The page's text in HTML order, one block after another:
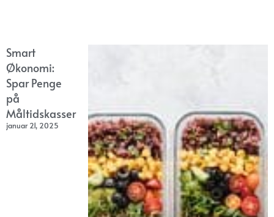
Smart
Økonomi:
Spar Penge
på
Måltidskasser
januar 21, 2025